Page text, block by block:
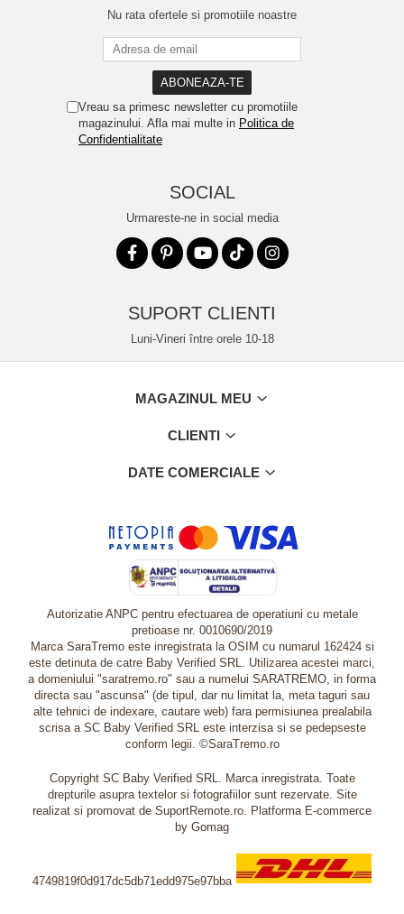
Nu rata ofertele si promotiile noastre
Vreau sa primesc newsletter cu promotiile
magazinului. Afla mai multe in Politica de
Confidentialitate
SOCIAL
Urmareste-ne in social media
SUPORT CLIENTI
Luni-Vineri între orele 10-18
MAGAZINUL MEU
CLIENTI
DATE COMERCIALE
Autorizatie ANPC pentru efectuarea de operatiuni cu metale
pretioase nr. 0010690/2019
Marca SaraTremo este inregistrata la OSIM cu numarul 162424 si
este detinuta de catre Baby Verified SRL. Utilizarea acestei marci,
a domeniului "saratremo.ro" sau a numelui SARATREMO, in forma
directa sau "ascunsa" (de tipul, dar nu limitat la, meta taguri sau
alte tehnici de indexare, cautare web) fara permisiunea prealabila
scrisa a SC Baby Verified SRL este interzisa si se pedepseste
conform legii. ©SaraTremo.ro
Copyright SC Baby Verified SRL. Marca inregistrata. Toate
drepturile asupra textelor si fotografiilor sunt rezervate. Site
realizat si promovat de SuportRemote.ro. Platforma E-commerce
by Gomag
4749819f0d917dc5db71edd975e97bba